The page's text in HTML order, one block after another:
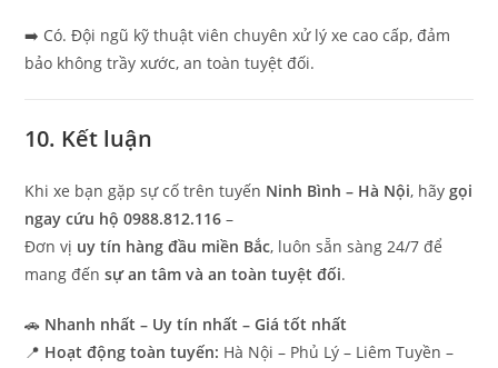
➡️ Có. Đội ngũ kỹ thuật viên chuyên xử lý xe cao cấp, đảm
bảo không trầy xước, an toàn tuyệt đối.
10. Kết luận
Khi xe bạn gặp sự cố trên tuyến Ninh Bình – Hà Nội, hãygọi
ngay cứu hộ 0988.812.116 –
Đơn vị uy tín hàng đầu miền Bắc, luôn sẵn sàng 24/7 để
mang đếnsự an tâm và an toàn tuyệt đối.
🚗 Nhanh nhất – Uy tín nhất – Giá tốt nhất
📍 Hoạt động toàn tuyến: Hà Nội – Phủ Lý – Liêm Tuyền –